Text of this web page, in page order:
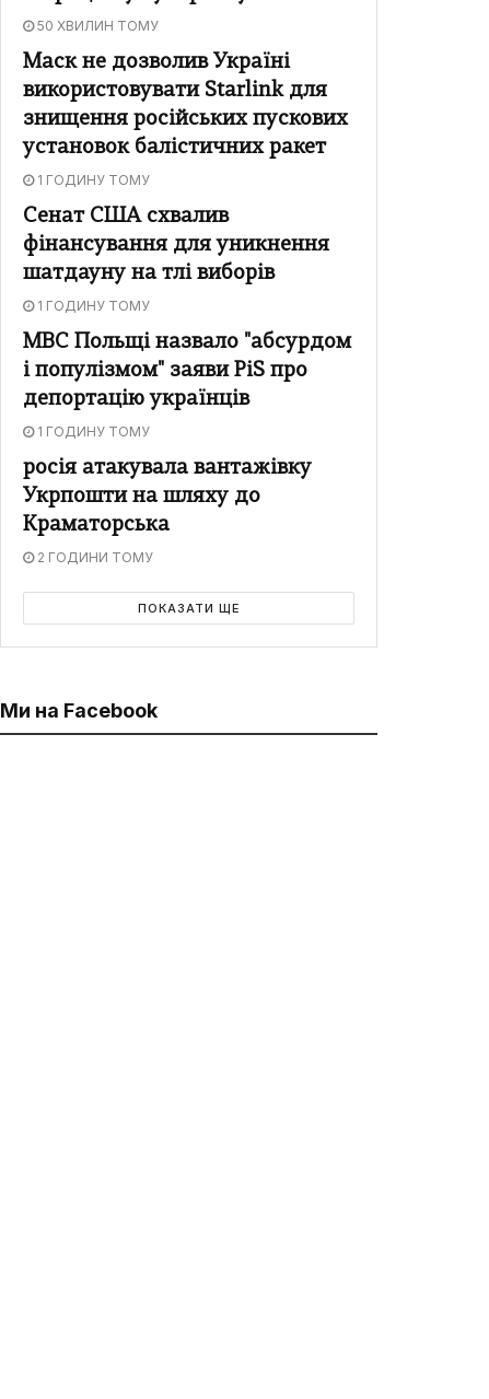
50 ХВИЛИН ТОМУ
Маск не дозволив Україні
використовувати Starlink для
знищення російських пускових
установок балістичних ракет
1 ГОДИНУ ТОМУ
Сенат США схвалив
фінансування для уникнення
шатдауну на тлі виборів
1 ГОДИНУ ТОМУ
МВС Польщі назвало "абсурдом
і популізмом" заяви PiS про
депортацію українців
1 ГОДИНУ ТОМУ
росія атакувала вантажівку
Укрпошти на шляху до
Краматорська
2 ГОДИНИ ТОМУ
ПОКАЗАТИ ЩЕ
Ми на Facebook